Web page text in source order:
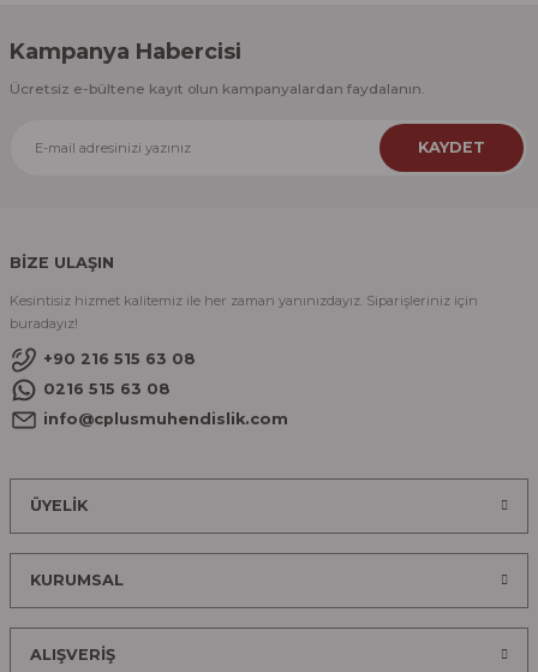
Kampanya Habercisi
Ücretsiz e-bültene kayıt olun kampanyalardan faydalanın.
KAYDET
BİZE ULAŞIN
Kesintisiz hizmet kalitemiz ile her zaman yanınızdayız. Siparişleriniz için
buradayız!
+90 216 515 63 08
0216 515 63 08
info@cplusmuhendislik.com
ÜYELİK
KURUMSAL
ALIŞVERİŞ